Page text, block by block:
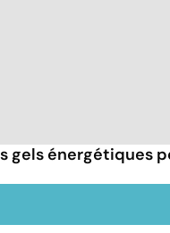
gels énergétiques